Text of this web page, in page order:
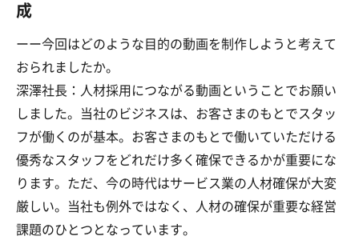
成
ーー今回はどのような目的の動画を制作しようと考えて
おられましたか。
深澤社長：人材採用につながる動画ということでお願い
しました。当社のビジネスは、お客さまのもとでスタッ
フが働くのが基本。お客さまのもとで働いていただける
優秀なスタッフをどれだけ多く確保できるかが重要にな
ります。ただ、今の時代はサービス業の人材確保が大変
厳しい。当社も例外ではなく、人材の確保が重要な経営
課題のひとつとなっています。